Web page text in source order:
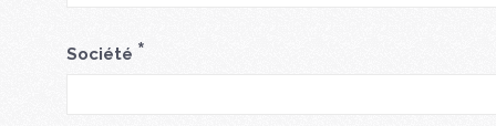
Société *